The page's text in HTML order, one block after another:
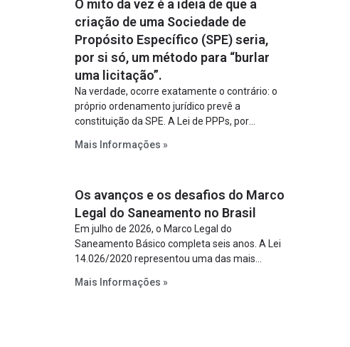
O mito da vez é a ideia de que a
criação de uma Sociedade de
Propósito Específico (SPE) seria,
por si só, um método para “burlar
uma licitação”.
Na verdade, ocorre exatamente o contrário: o
próprio ordenamento jurídico prevê a
constituição da SPE. A Lei de PPPs, por
constitua uma SPE para implantar e gerir o
Lei de Concessões, a figura é facultativa e
sujeita a uma escolha racional de projeto a
projeto.
Mais Informações »
Os avanços e os desafios do Marco
Legal do Saneamento no Brasil
Em julho de 2026, o Marco Legal do
Saneamento Básico completa seis anos. A Lei
14.026/2020 representou uma das mais
estabelecer metas claras para a
Mais Informações »